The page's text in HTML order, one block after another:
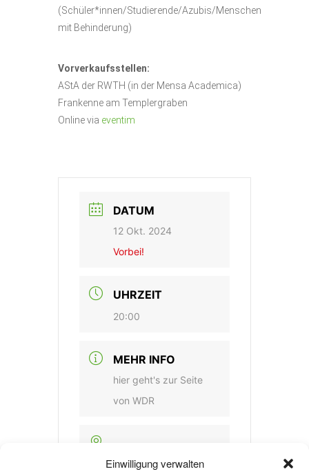
Einwilligung verwalten
(Schüler*innen/Studierende/Azubis/Menschen
mit Behinderung)
Vorverkaufsstellen:
AStA der RWTH (in der Mensa Academica)
Frankenne am Templergraben
Online via eventim
DATUM
12 Okt. 2024
Vorbei!
UHRZEIT
20:00
MEHR INFO
hier geht's zur Seite
von WDR
VERANSTALTUNGSORT